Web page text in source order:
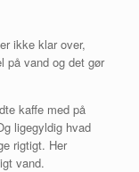
ikke klar over,
på vand og det gør
kaffe med på
ligegyldig hvad
rigtigt. Her
vand.